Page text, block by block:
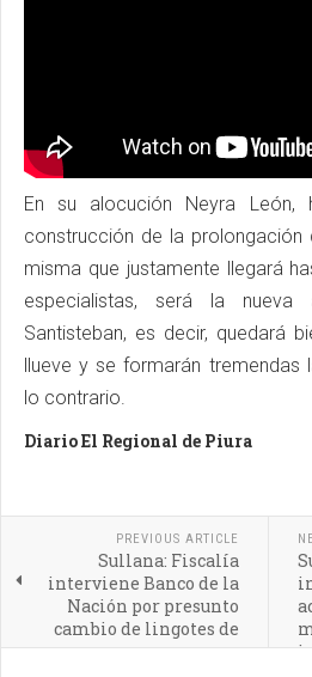
En su alocución Neyra
construcción de la
misma que justamente llegará
especialistas, será la nueva
Santisteban, es decir, quedará
llueve y se formarán tremendas
lo contrario.
Diario El Regional de Piura
PREVIOUS ARTICLE
Sullana: Fiscalía
interviene Banco de la
Nación por presunto
cambio de lingotes de
oro